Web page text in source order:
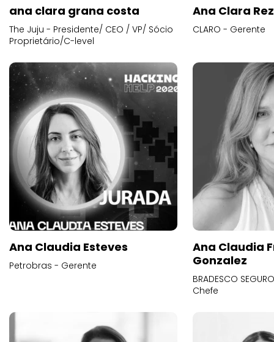
ana clara grana costa
The Juju - Presidente/ CEO / VP/ Sócio
Proprietário/C-level
Ana Clara
CLARO - Gerente
Ana Claudia Esteves
Petrobras - Gerente
Ana Claudia
Gonzalez
BRADESCO
Chefe